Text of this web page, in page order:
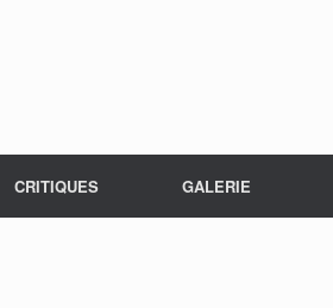
CRITIQUES GALERIE